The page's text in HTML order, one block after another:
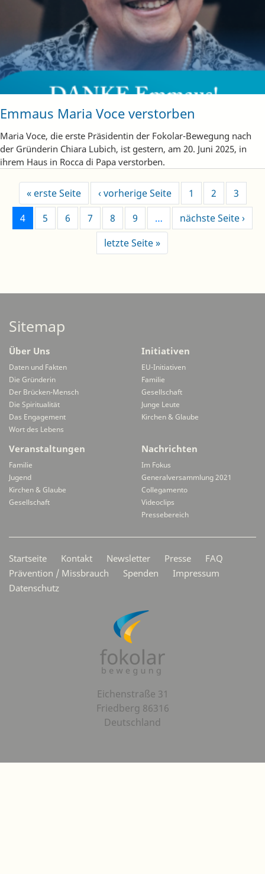
Emmaus Maria Voce verstorben
Maria Voce, die erste Präsidentin der Fokolar-Bewegung nach
der Gründerin Chiara Lubich, ist gestern, am 20. Juni 2025, in
ihrem Haus in Rocca di Papa verstorben.
« erste SeiteErste Seite
‹ vorherige SeiteVorherige Seite
1 2
3
4
5 6 7 8 9 … nächste Seite ›
letzte Seite »Letzte Seite
Sitemap
Über Uns
Daten und Fakten
Die Gründerin
Der Brücken-Mensch
Die Spiritualität
Das Engagement
Wort des Lebens
Initiativen
EU-Initiativen
Familie
Gesellschaft
Junge Leute
Kirchen & Glaube
Veranstaltungen
Familie
Jugend
Kirchen & Glaube
Gesellschaft
Nachrichten
Im Fokus
Generalversammlung 2021
Collegamento
Videoclips
Pressebereich
Startseite Kontakt Newsletter Presse
FAQ
Prävention / Missbrauch
Spenden
Impressum
Datenschutz
Eichenstraße 31
Friedberg 86316
Deutschland